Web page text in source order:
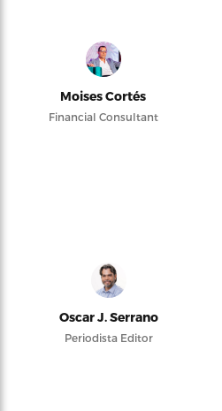
Moises Cortés
Financial Consultant
Oscar J. Serrano
Periodista Editor